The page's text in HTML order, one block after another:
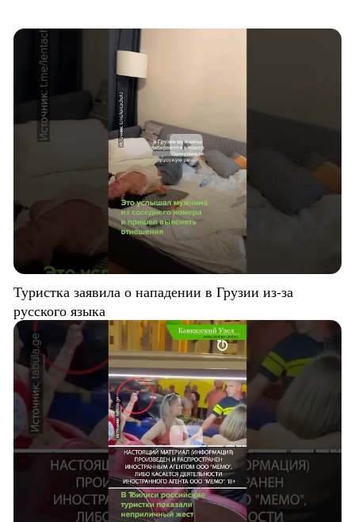
Туристка заявила о нападении в Грузии из-за
русского языка